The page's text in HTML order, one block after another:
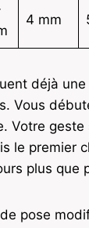
4 mm
déjà
Vous
Votre geste
le premier
plus que
pose